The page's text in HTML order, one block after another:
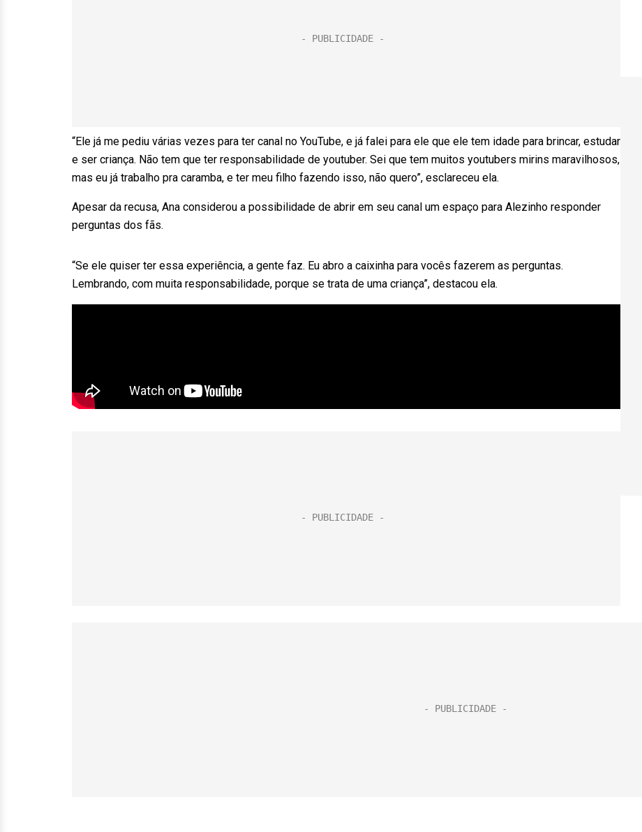
“Ele já me pediu várias vezes para ter canal no YouTube, e já falei para ele que ele tem idade para brincar, estudar
e ser criança. Não tem que ter responsabilidade de youtuber. Sei que tem muitos youtubers mirins maravilhosos,
mas eu já trabalho pra caramba, e ter meu filho fazendo isso, não quero”, esclareceu ela.
Apesar da recusa, Ana considerou a possibilidade de abrir em seu canal um espaço para Alezinho responder
perguntas dos fãs.
“Se ele quiser ter essa experiência, a gente faz. Eu abro a caixinha para vocês fazerem as perguntas.
Lembrando, com muita responsabilidade, porque se trata de uma criança”, destacou ela.